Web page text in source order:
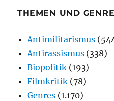
THEMEN UND
Antimilitarismus
Antirassismus (338)
Biopolitik (193)
Filmkritik (78)
Genres (1.170)